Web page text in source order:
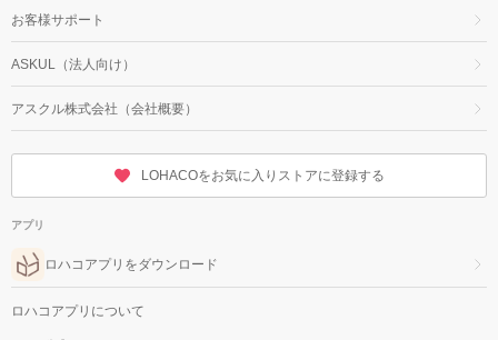
お客様サポート
ASKUL（法人向け）
アスクル株式会社（会社概要）
LOHACOをお気に入りストアに登録する
アプリ
ロハコアプリをダウンロード
ロハコアプリについて